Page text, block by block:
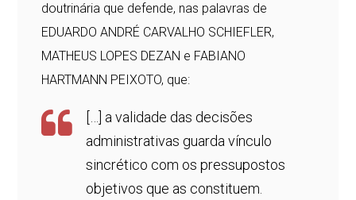
doutrinária que defende, nas palavras de
EDUARDO ANDRÉ CARVALHO SCHIEFLER,
MATHEUS LOPES DEZAN e FABIANO
HARTMANN PEIXOTO, que:
[…] a validade das decisões
administrativas guarda vínculo
sincrético com os pressupostos
objetivos que as constituem.